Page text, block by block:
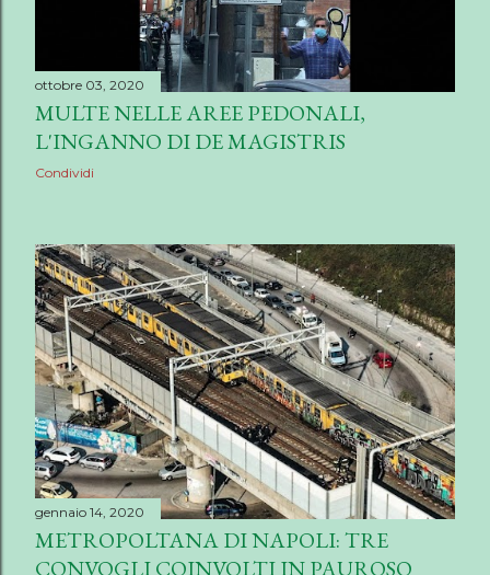
ottobre 03, 2020
MULTE NELLE AREE PEDONALI,
L'INGANNO DI DE MAGISTRIS
Condividi
gennaio 14, 2020
METROPOLTANA DI NAPOLI: TRE
CONVOGLI COINVOLTI IN PAUROSO